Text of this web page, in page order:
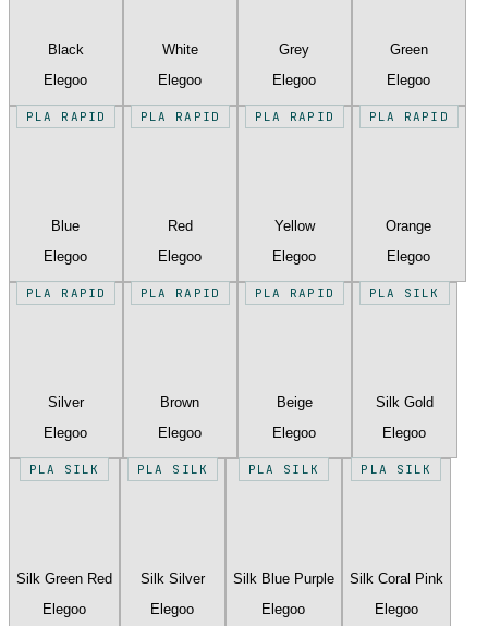
Black
Elegoo
White
Elegoo
Grey
Elegoo
Green
Elegoo
PLA RAPID
Blue
Elegoo
PLA RAPID
Red
Elegoo
PLA RAPID
Yellow
Elegoo
PLA RAPID
Orange
Elegoo
PLA RAPID
Silver
Elegoo
PLA RAPID
Brown
Elegoo
PLA RAPID
Beige
Elegoo
PLA SILK
Silk Gold
Elegoo
PLA SILK
Silk Green Red
Elegoo
PLA SILK
Silk Silver
Elegoo
PLA SILK
Silk Blue Purple
Elegoo
PLA SILK
Silk Coral Pink
Elegoo